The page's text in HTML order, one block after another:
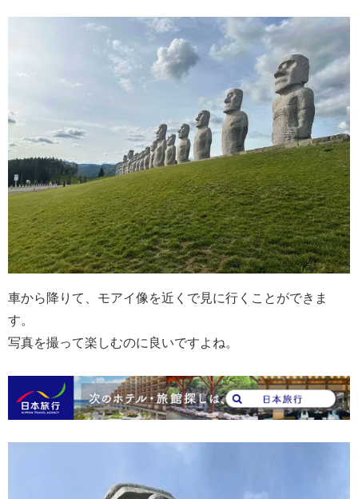
車から降りて、モアイ像を近くで見に行くことができま
す。
写真を撮って楽しむのに良いですよね。